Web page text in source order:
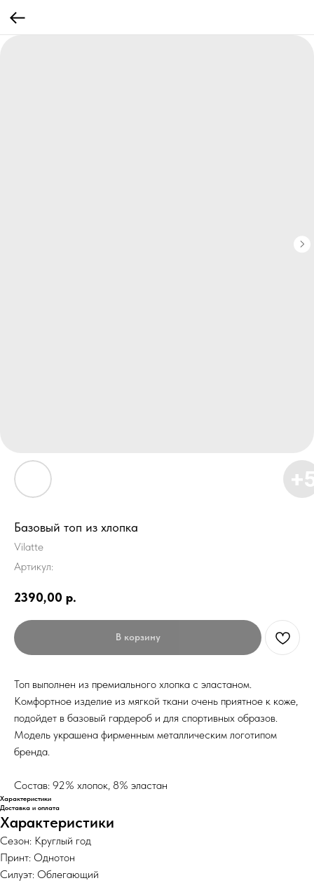
Базовый топ из хлопка
Vilatte
Артикул:
2390,00 р.
В корзину
Топ выполнен из премиального хлопка с эластаном.
Комфортное изделие из мягкой ткани очень приятное к коже,
подойдет в базовый гардероб и для спортивных образов.
Модель украшена фирменным металлическим логотипом
бренда.
Состав: 92% хлопок, 8% эластан
Характеристики
Доставка и оплата
Характеристики
Сезон: Круглый год
Принт: Однотон
Силуэт: Облегающий